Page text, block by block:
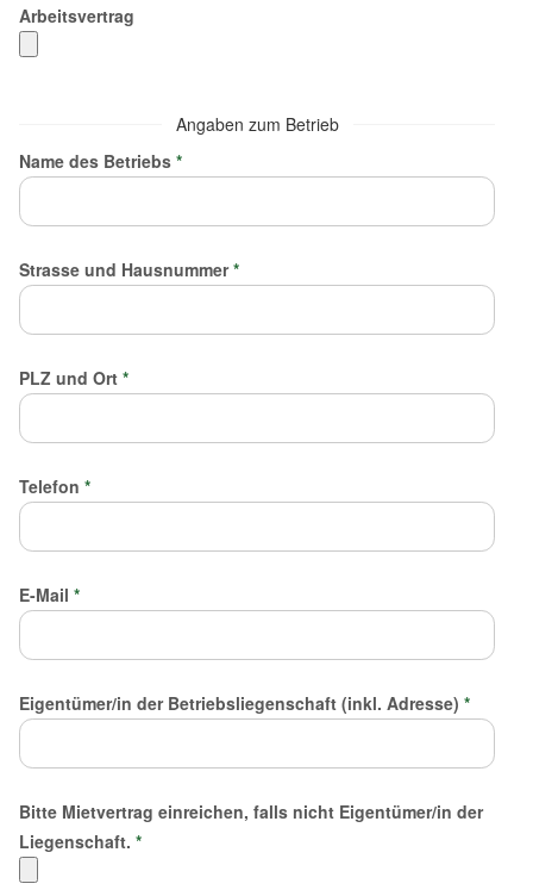
Arbeitsvertrag
Angaben zum Betrieb
Name des Betriebs *
Strasse und Hausnummer *
PLZ und Ort *
Telefon *
E-Mail *
Eigentümer/in der Betriebsliegenschaft (inkl. Adresse) *
Bitte Mietvertrag einreichen, falls nicht Eigentümer/in der
Liegenschaft. *